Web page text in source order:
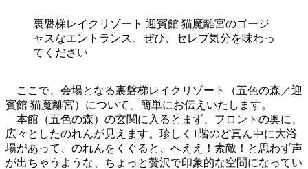
裏磐梯レイクリゾート 迎賓館 猫魔離宮のゴージ
ャスなエントランス。ぜひ、セレブ気分を味わっ
てください
ここで、会場となる裏磐梯レイクリゾート（五色の森／迎
賓館 猫魔離宮）について、簡単にお伝えいたします。
本館（五色の森）の玄関に入るとまず、フロントの奥に、
広々としたのれんが見えます。珍しく1階のど真ん中に大浴
場があって、のれんをくぐると、へええ！素敵！と思わず声
が出ちゃうような、ちょっと贅沢で印象的な空間になってい